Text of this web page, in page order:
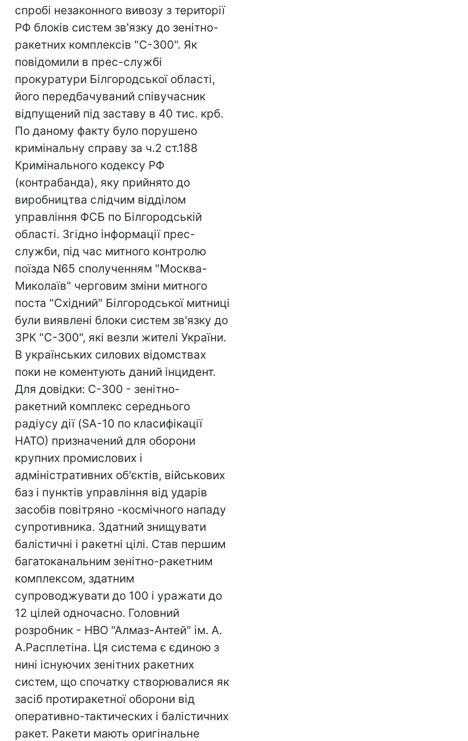
спробі незаконного вивозу з території
РФ блоків систем зв'язку до зенітно-
ракетних комплексів "С-300". Як
повідомили в прес-службі
прокуратури Білгородської області,
його передбачуваний співучасник
відпущений під заставу в 40 тис. крб.
По даному факту було порушено
кримінальну справу за ч.2 ст.188
Кримінального кодексу РФ
(контрабанда), яку прийнято до
виробництва слідчим відділом
управління ФСБ по Білгородській
області. Згідно інформації прес-
служби, під час митного контролю
поїзда N65 сполученням "Москва-
Миколаїв" черговим зміни митного
поста "Східний" Білгородської митниці
були виявлені блоки систем зв'язку до
ЗРК "С-300", які везли жителі України.
В українських силових відомствах
поки не коментують даний інцидент.
Для довідки: С-300 - зенітно-
ракетний комплекс середнього
радіусу дії (SA-10 по класифікації
НАТО) призначений для оборони
крупних промислових і
адміністративних об'єктів, військових
баз і пунктів управління від ударів
засобів повітряно -космічного нападу
супротивника. Здатний знищувати
балістичні і ракетні цілі. Став першим
багатоканальним зенітно-ракетним
комплексом, здатним
супроводжувати до 100 і уражати до
12 цілей одночасно. Головний
розробник - НВО "Алмаз-Антей" ім. А.
А.Расплетіна. Ця система є єдиною з
нині існуючих зенітних ракетних
систем, що спочатку створювалися як
засіб протиракетної оборони від
оперативно-тактических і балістичних
ракет. Ракети мають оригінальне